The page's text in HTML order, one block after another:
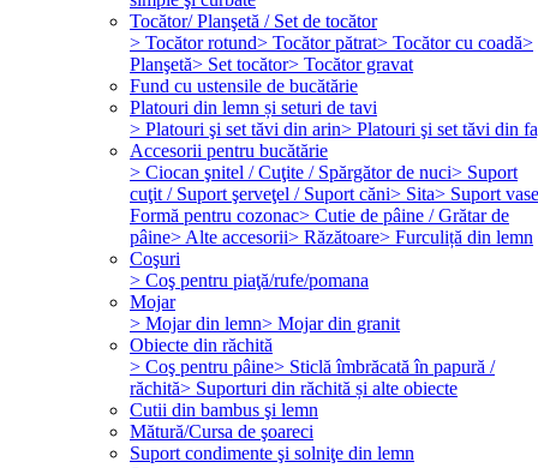
Tocător/ Planşetă / Set de tocător
> Tocător rotund> Tocător pătrat> Tocător cu coadă>
Planşetă> Set tocător> Tocător gravat
Fund cu ustensile de bucătărie
Platouri din lemn și seturi de tavi
> Platouri şi set tăvi din arin> Platouri şi set tăvi din
Accesorii pentru bucătărie
> Ciocan şnitel / Cuţite / Spărgător de nuci> Suport
cuţit / Suport şerveţel / Suport căni> Sita> Suport vase
Formă pentru cozonac> Cutie de pâine / Grătar de
pâine> Alte accesorii> Răzătoare> Furculiță din lemn
Coşuri
> Coş pentru piaţă/rufe/pomana
Mojar
> Mojar din lemn> Mojar din granit
Obiecte din răchită
> Coş pentru pâine> Sticlă îmbrăcată în papură /
răchită> Suporturi din răchită și alte obiecte
Cutii din bambus şi lemn
Mătură/Cursa de şoareci
Suport condimente şi solniţe din lemn